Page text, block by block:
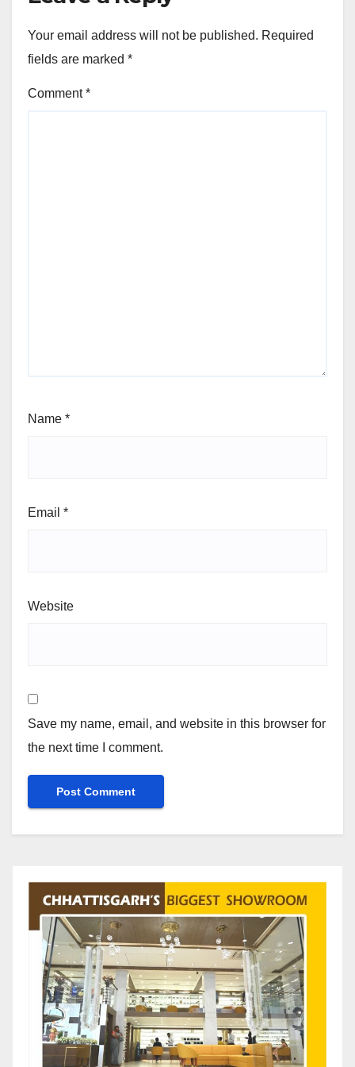
Your email address will not be published. Required
fields are marked *
Comment*
Name *
Email *
Website
Save my name, email, and website in this browser for
the next time I comment.